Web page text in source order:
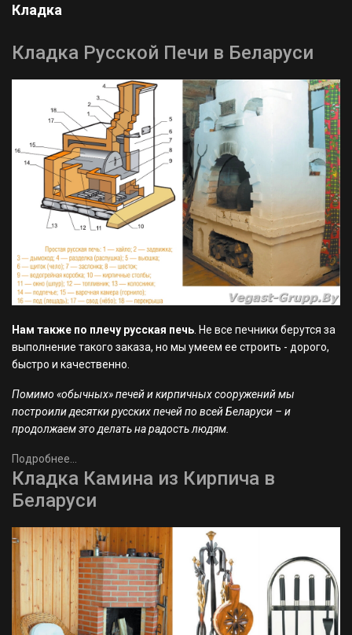
Кладка
Кладка Русской Печи в Беларуси
Нам также по плечу русская печь. Не все печники берутся за
выполнение такого заказа, но мы умеем ее строить - дорого,
быстро и качественно.
Помимо «обычных» печей и кирпичных сооружений мы
построили десятки русских печей по всей Беларуси – и
продолжаем это делать на радость людям.
Подробнее...
Кладка Камина из Кирпича в
Беларуси